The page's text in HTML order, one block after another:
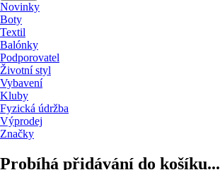
Novinky
Boty
Textil
Balónky
Podporovatel
Životní styl
Vybavení
Kluby
Fyzická údržba
Výprodej
Značky
Probíhá přidávání do košíku...